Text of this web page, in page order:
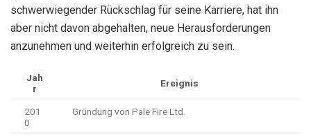
schwerwiegender Rückschlag für seine Karriere, hat ihn
aber nicht davon abgehalten, neue Herausforderungen
anzunehmen und weiterhin erfolgreich zu sein.
Jah
r
Ereignis
201
0
Gründung von Pale Fire Ltd.